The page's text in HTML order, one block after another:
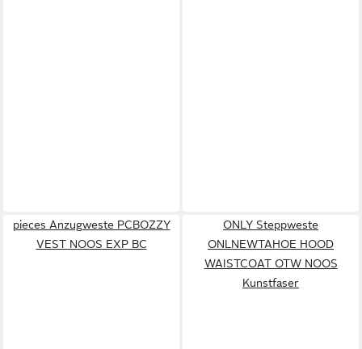
pieces Anzugweste PCBOZZY
VEST NOOS EXP BC
ONLY Steppweste
ONLNEWTAHOE HOOD
WAISTCOAT OTW NOOS
Kunstfaser